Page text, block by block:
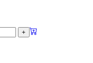
+